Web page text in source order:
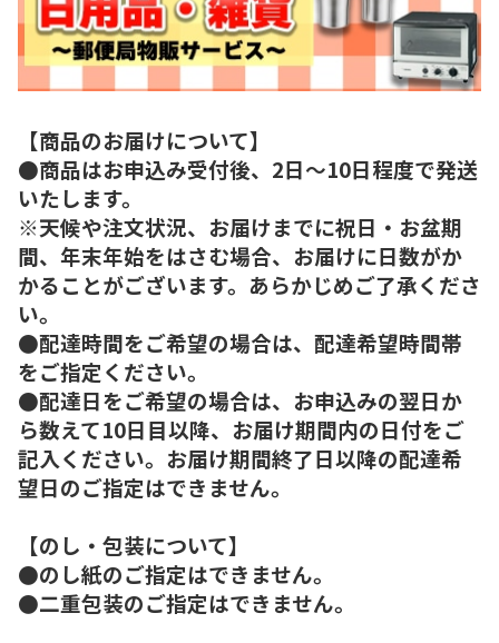
【商品のお届けについて】
●商品はお申込み受付後、2日～10日程度で発送
いたします。
※天候や注文状況、お届けまでに祝日・お盆期
間、年末年始をはさむ場合、お届けに日数がか
かることがございます。あらかじめご了承くださ
い。
●配達時間をご希望の場合は、配達希望時間帯
をご指定ください。
●配達日をご希望の場合は、お申込みの翌日か
ら数えて10日目以降、お届け期間内の日付をご
記入ください。お届け期間終了日以降の配達希
望日のご指定はできません。
【のし・包装について】
●のし紙のご指定はできません。
●二重包装のご指定はできません。